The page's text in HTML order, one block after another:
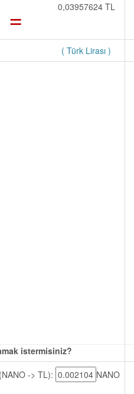
= 0,03957624 TL
( Türk Lirası )
istermisiniz?
-> TL):
NANO